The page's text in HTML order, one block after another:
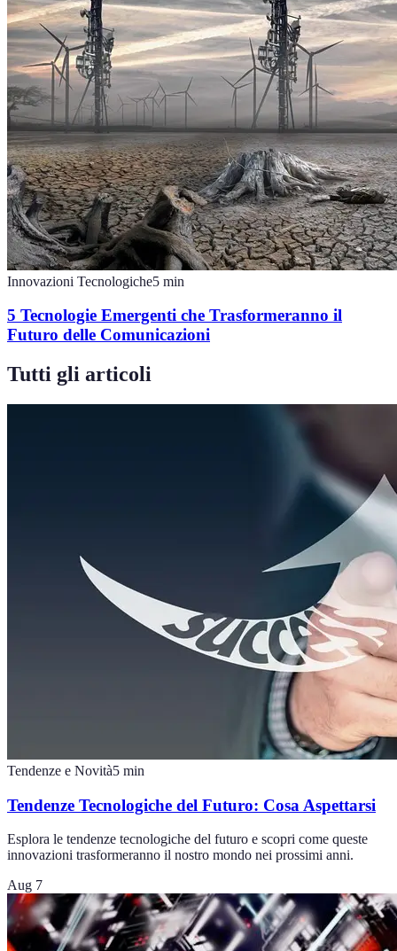
Innovazioni Tecnologiche5 min
5 Tecnologie Emergenti che Trasformeranno il
Futuro delle Comunicazioni
Tutti gli articoli
Tendenze e Novità5 min
Tendenze Tecnologiche del Futuro: Cosa Aspettarsi
Esplora le tendenze tecnologiche del futuro e scopri come queste
innovazioni trasformeranno il nostro mondo nei prossimi anni.
Aug 7